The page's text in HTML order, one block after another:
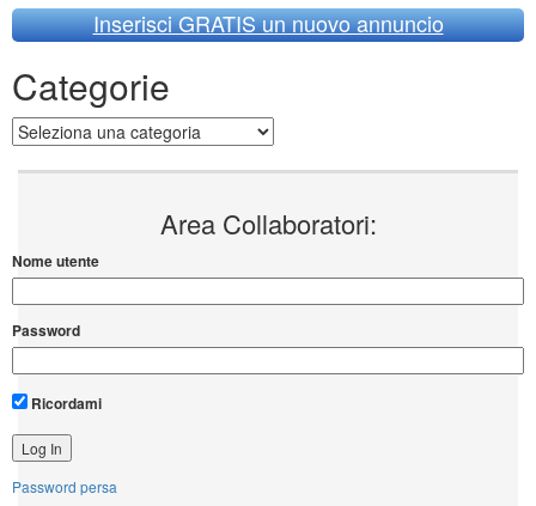
Inserisci GRATIS un nuovo annuncio
Categorie
Categorie
Area Collaboratori:
Nome utente
Password
Ricordami
Password persa